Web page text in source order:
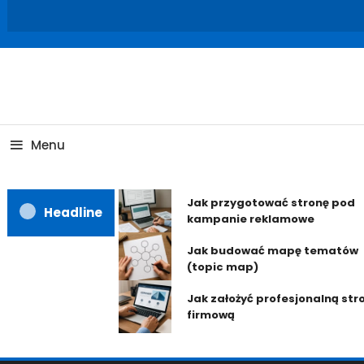
Menu
Headline
Jak przygotować stronę pod
kampanie reklamowe
Jak budować mapę tematów
(topic map)
Jak założyć profesjonalną
firmową